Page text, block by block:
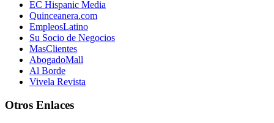
EC Hispanic Media
Quinceanera.com
EmpleosLatino
Su Socio de Negocios
MasClientes
AbogadoMall
Al Borde
Vivela Revista
Otros Enlaces